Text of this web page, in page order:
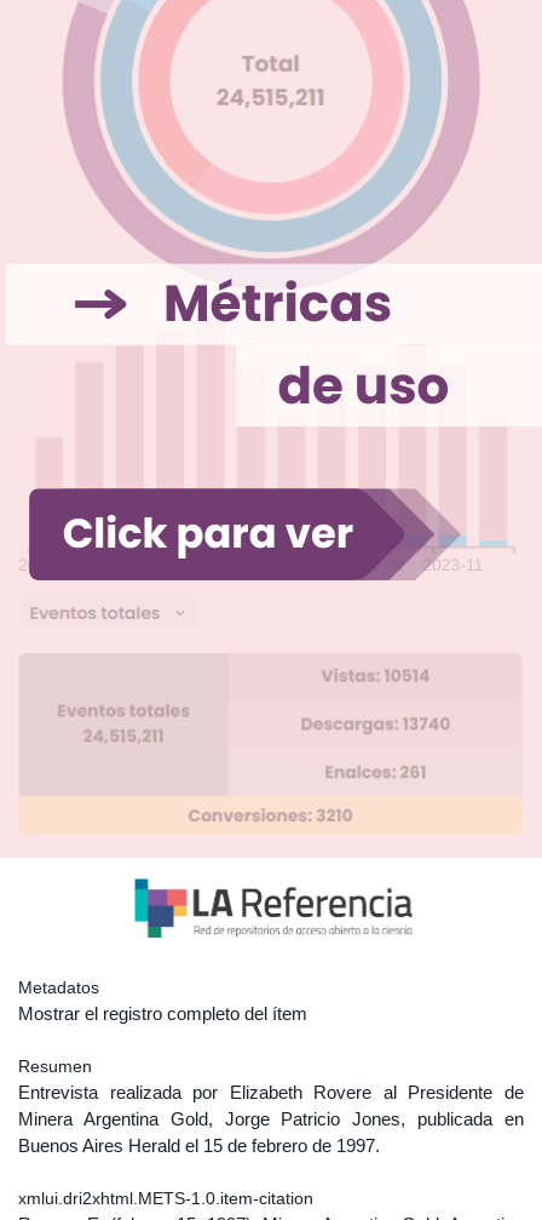
Metadatos
Mostrar el registro completo del ítem
Resumen
Entrevista realizada por Elizabeth Rovere al Presidente de
Minera Argentina Gold, Jorge Patricio Jones, publicada en
Buenos Aires Herald el 15 de febrero de 1997.
xmlui.dri2xhtml.METS-1.0.item-citation